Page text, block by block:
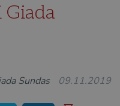
Giada
Sundas 09.11.2019